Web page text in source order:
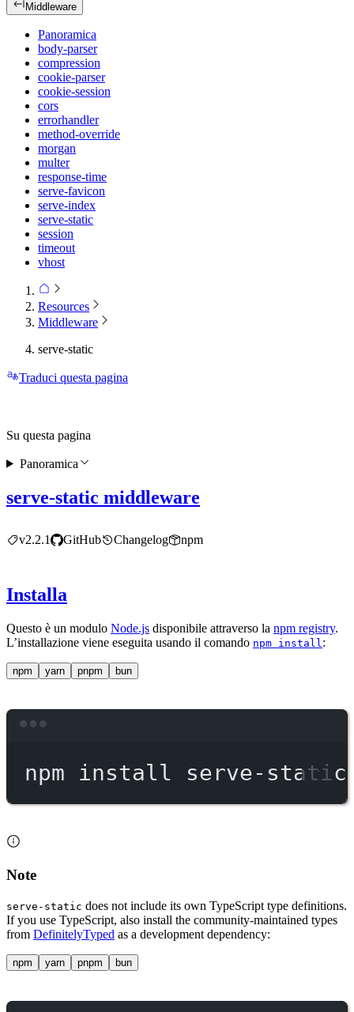
Middleware
Panoramica
body-parser
compression
cookie-parser
cookie-session
cors
errorhandler
method-override
morgan
multer
response-time
serve-favicon
serve-index
serve-static
session
timeout
vhost
Resources
Middleware
serve-static
Traduci questa pagina
serve-static middleware
v2.2.1 GitHub Changelog npm
Installa
Questo è un modulo Node.js disponibile attraverso la npm registry.
L’installazione viene eseguita usando il comando npm install :
npm yarn pnpm bun
npm install serve-static
Note
serve-static does not include its own TypeScript type definitions.
If you use TypeScript, also install the community-maintained types
from DefinitelyTyped as a development dependency:
npm yarn pnpm bun
Su questa pagina
Panoramica